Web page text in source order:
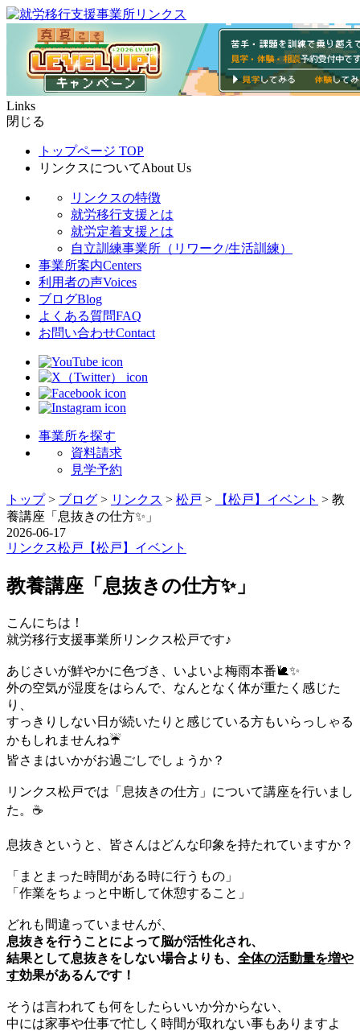
Links
閉じる
トップページ TOP
リンクスについてAbout Us
リンクスの特徴
就労移行支援とは
就労定着支援とは
自立訓練事業所（リワーク/生活訓練）
事業所案内Centers
利用者の声Voices
ブログBlog
よくある質問FAQ
お問い合わせContact
事業所を探す
資料請求
見学予約
トップ> ブログ > リンクス > 松戸 > 【松戸】イベント > 教
養講座「息抜きの仕方✨️」
2026-06-17
リンクス松戸 【松戸】イベント
教養講座「息抜きの仕方✨️」
こんにちは！
就労移行支援事業所リンクス松戸です♪
あじさいが鮮やかに色づき、いよいよ梅雨本番🐌✨️
外の空気が湿度をはらんで、なんとなく体が重たく感じた
り、
すっきりしない日が続いたりと感じている方もいらっしゃる
かもしれませんね☔
皆さまはいかがお過ごしでしょうか？
リンクス松戸では「息抜きの仕方」について講座を行いまし
た。☕️
息抜きというと、皆さんはどんな印象を持たれていますか？
「まとまった時間がある時に行うもの」
「作業をちょっと中断して休憩すること」
どれも間違っていませんが、
息抜きを行うことによって脳が活性化され、
結果として息抜きをしない場合よりも、 全体の活動量を増や
す効果があるんです！
そうは言われても何をしたらいいか分からない、
中には家事や仕事で忙しく時間が取れない事もありますよ